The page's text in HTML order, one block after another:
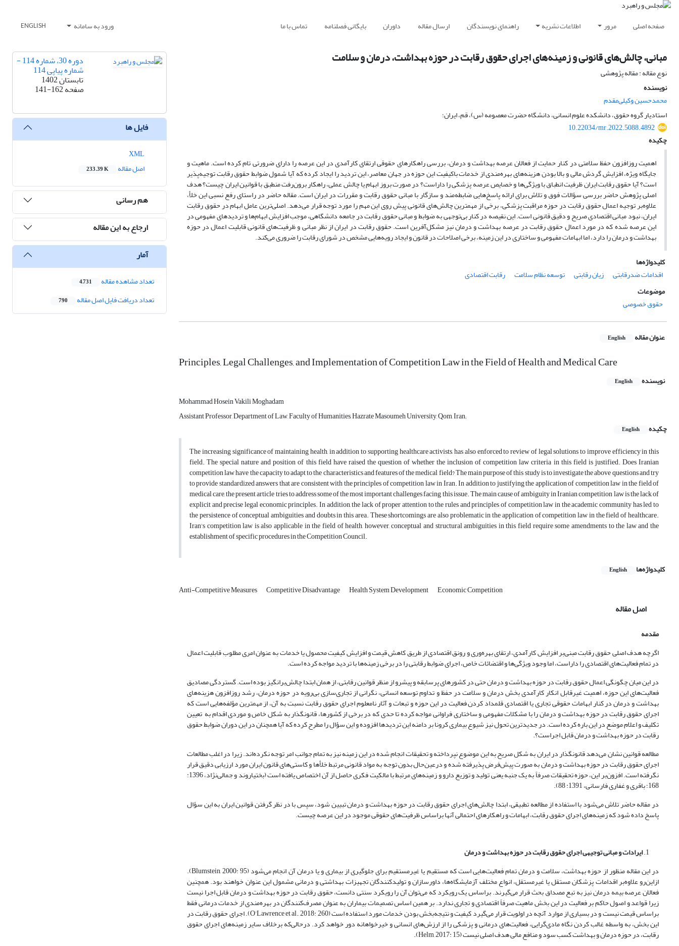
صفحه اصلی مرور اطلاعات نشریه راهنمای نویسندگان ارسال مقاله داوران بایگانی فصلنامه تماس با ما ورود به سامانه ENGLISH
مبانی، چالش‌های قانونی و زمینه‌های اجرای حقوق رقابت در حوزه بهداشت، درمان و سلامت
نوع مقاله : مقاله پژوهشی
نویسنده
محمدحسین وکیلی‌مقدم
استادیار گروه حقوق، دانشکده علوم انسانی، دانشگاه حضرت معصومه (س)، قم، ایران؛
10.22034/mr.2022.5088.4892
چکیده
اهمیت روزافزون حفظ سلامتی در کنار حمایت از فعالان عرصه بهداشت و درمان، بررسی راهکارهای حقوقی ارتقای کارآمدی در این عرصه را دارای ضرورتی تام کرده است. ماهیت و
جایگاه ویژه‌، افزایش گردش مالی و بالا بودن هزینه‌های بهره‌مندی از خدمات با‌کیفیت این حوزه در جهان معاصر، این تردید را ایجاد کرده که آیا شمول ضوابط حقوق رقابت توجیه‌پذیر
است؟ ‌آیا حقوق رقابت ایران ظرفیت انطباق با ویژگی‌ها و خصایص عرصه پزشکی را داراست؟ در صورت بروز ابهام یا چالش عملی، راهکار برون‌رفت منطبق با قوانین ایران چیست؟ هدف
اصلی پژوهش حاضر بررسی سؤالات فوق و تلاش برای ارائه پاسخ‌هایی ضابطه‌مند و سازگار با مبانی حقوق رقابت و مقررات‌ در ایران است. مقاله حاضر‌ در راستای رفع نسبی این خلأ،
علاوه‌بر توجیه اعمال حقوق رقابت در حوزه مراقبت پزشکی، برخی از مهمترین چالش‌های قانونی پیش روی این مهم را مورد توجه قرار می‌دهد. اصلی‌ترین عامل ابهام در حقوق رقابت
ایران، نبود مبانی اقتصادی صریح و دقیق قانونی است. این نقیصه در کنار بی‌توجهی به ضوابط و مبانی حقوق رقابت در جامعه دانشگاهی، موجب افزایش ابهام‌ها و تردیدهای مفهومی در
این عرصه شده که در مورد اعمال حقوق رقابت در عرصه بهداشت و درمان نیز مشکل‌آفرین است. حقوق رقابت در ایران از نظر مبانی و ظرفیت‌های قانونی قابلیت اعمال در حوزه
بهداشت و درمان را دارد، اما ابهامات مفهومی و ساختاری در این زمینه، برخی اصلاحات در قانون و ایجاد رویه‌هایی مشخص در شورای رقابت را ضروری می‌کند.
کلیدواژه‌ها
اقدامات ضدرقابتی
زیان رقابتی توسعه نظام سلامت
رقابت اقتصادی
موضوعات
حقوق خصوصی
عنوان مقاله English
Principles, Legal Challenges, and Implementation of Competition Law in the Field of Health and Medical Care
نویسنده English
Mohammad Hosein Vakili Moghadam
Assistant Professor, Department of Law, Faculty of Humanities, Hazrate Masoumeh University, Qom, Iran;
چکیده
English
The increasing significance of maintaining health, in addition to supporting healthcare activists, has also enforced to review of legal solutions to improve efficiency in this
field. The special nature and position of this field have raised the question of whether the inclusion of competition law criteria in this field is justified. Does Iranian
competition law have the capacity to adapt to the characteristics and features of the medical field? The main purpose of this study is to investigate the above questions and try
to provide standardized answers that are consistent with the principles of competition law in Iran. In addition to justifying the application of competition law in the field of
medical care, the present article tries to address some of the most important challenges facing this issue. The main cause of ambiguity in Iranian competition law is the lack of
explicit and precise legal economic principles. In addition, the lack of proper attention to the rules and principles of competition law in the academic community has led to
the persistence of conceptual ambiguities and doubts in this area. These shortcomings are also problematic in the application of competition law in the field of healthcare.
Iran's competition law is also applicable in the field of health, however, conceptual and structural ambiguities in this field require some amendments to the law and the
establishment of specific procedures in the Competition Council.
کلیدواژه‌ها English
Anti-Competitive Measures Competitive Disadvantage Health System Development Economic Competition
اصل مقاله
مقدمه
اگرچه هدف اصلی حقوق رقابت مبنی‌بر افزایش کارآمدی، ارتقای بهره‌وری و رونق اقتصادی از طریق کاهش قیمت و افزایش کیفیت محصول یا خدمات به عنوان امری مطلوب قابلیت اعمال
در تمام فعالیت‌های اقتصادی را دارا‌ست، اما وجود ویژگی‌ها و اقتضائات خاص، اجرای ضوابط رقابتی را در برخی زمینه‌ها با تردید مواجه کرده است.
در این میان چگونگی اعمال حقوق رقابت در حوزه بهداشت و درمان حتی در کشورهای پرسابقه و پیشرو از منظر قوانین رقابتی، از همان ابتدا چالش‌برانگیز بوده است. گستردگی مصادیق
فعالیت‌های این حوزه، اهمیت غیر‌قابل انکار کارآمدی بخش درمان و سلامت در حفظ و تداوم توسعه انسانی، نگرانی از تجاری‌سازی بی‌رویه در حوزه درمان، رشد روز‌افزون هزینه‌های
بهداشت و درمان در کنار ابهامات حقوقی تجاری یا اقتصادی قلمداد کردن فعالیت در این حوزه و تبعات و آثار نامعلوم اجرای حقوق رقابت نسبت به آن، از مهمترین مؤلفه‌هایی است که
اجرای حقوق رقابت در حوزه بهداشت و درمان را با مشکلات مفهومی و ساختاری فراوانی مواجه کرده تا حدی که در برخی از کشورها، قانونگذار به شکل خاص و موردی اقدام به تعیین
تکلیف و اعلام موضع در این باره کرده است. در جدیدترین تحول نیز‌ شیوع بیماری کرونا بر دامنه این تردیدها افزوده و این سؤال را مطرح کرده که آیا همچنان در این دوران ضوابط حقوق
رقابت در حوزه بهداشت و درمان قابل اجراست؟.
مطالعه قوانین نشان می‌دهد قانونگذار در ایران به شکل صریح به این موضوع نپرداخته و تحقیقات انجام شده در این زمینه نیز به تمام جوانب امر توجه نکرده‌اند. زیرا در اغلب مطالعات‌
اجرای حقوق رقابت در حوزه بهداشت و درمان به صورت پیش‌فرض پذیرفته شده و در‌عین‌حال‌ بدون توجه به مواد قانونی مرتبط خلأها و کاستی‌های قانون ایران مورد ارزیابی دقیق قرار
نگرفته است. افزون‌بر این، حوزه تحقیقات صرفاً به یک جنبه یعنی تولید و توزیع دارو و زمینه‌های مرتبط با مالکیت فکری حاصل از آن اختصاص یافته است (بختیاروند و جمالی‌نژاد، 1396:
168؛ باقری و غفاری فارسانی، 1391: 88).
در مقاله حاضر تلاش می‌شود با استفاده از مطالعه تطبیقی، ابتدا چالش‌های اجرای حقوق رقابت در حوزه بهداشت و درمان تبیین شود، سپس با در نظر گرفتن قوانین ایران به این سؤال
پاسخ داده شود که زمینه‌های اجرای حقوق رقابت، ابهامات و راهکارهای احتمالی آنها بر‌اساس ظرفیت‌های حقوقی موجود در این عرصه چیست. ‌
ایرادات و مبانی توجیهی اجرای حقوق رقابت در حوزه بهداشت و درمان
در این مقاله منظور از حوزه بهداشت، سلامت و درمان تمام فعالیت‌هایی است که مستقیم یا غیرمستقیم برای جلوگیری از بیماری و یا درمان آن انجام می‌شود (Blumstein, 2000: 95).
ازاین‌رو علاوه‌بر اقدامات پزشکان مستقل یا غیرمستقل، انواع مختلف آزمایشگاه‌ها، داورسازان و تولیدکنندگان تجهیزات بهداشتی و درمانی مشمول این عنوان خواهند بود. همچنین
فعالان عرصه بیمه درمان نیز به تبع مصداق بحث قرار می‌گیرند.‌ بر‌اساس یک رویکرد که می‌توان آن را رویکرد سنتی دانست، حقوق رقابت در حوزه بهداشت و درمان قابل اجرا نیست
زیرا قواعد و اصول حاکم بر فعالیت در این بخش ماهیت صرفاً اقتصادی و تجاری ندارد. بر همین اساس تصمیمات بیماران به عنوان مصرف‌کنندگان در بهره‌مندی از خدمات درمانی فقط
بر‌اساس قیمت نیست و در بسیاری از موارد آنچه در اولویت قرار می‌گیرد کیفیت و نتیجه‌بخش بودن خدمات مورد استفاده است (O’Lawrence et al., 2018: 260). اجرای حقوق رقابت در
این بخش، به واسطه غالب کردن نگاه مادی‌گرایی، فعالیت‌های درمانی و پزشکی را از ارزش‌های انسانی و خیرخواهانه دور خواهد کرد. در‌حالی‌که بر‌خلاف سایر زمینه‌های اجرای حقوق
رقابت، در حوزه درمان و بهداشت کسب سود و منافع مالی هدف اصلی نیست (Helm, 2017: 15).
دوره 30، شماره 114 -
شماره پیاپی 114
تابستان 1402
صفحه141-162
فایل ها
اصل مقاله
233.39 K
هم رسانی
ارجاع به این مقاله
آمار
تعداد مشاهده مقاله 4,731
تعداد دریافت فایل اصل مقاله 790